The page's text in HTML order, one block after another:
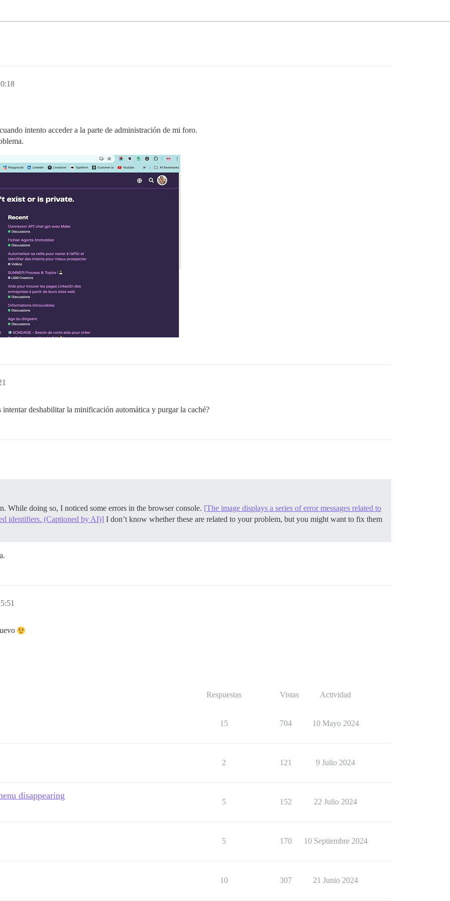
intento acceder a la parte de administración de mi foro.
deshabilitar la minificación automática y purgar la caché?
While doing so, I noticed some errors in the browser console. [The image displays a series of error messages related to
identifiers. (Captioned by AI)] I don’t know whether these are related to your problem, but you might want to fix them
Respuestas Vistas Actividad
15 704 10 Mayo 2024
2 121 9 Julio 2024
disappearing
5 152 22 Julio 2024
5 170 10 Septiembre 2024
10 307 21 Junio 2024